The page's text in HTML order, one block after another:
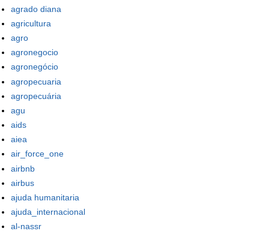
agrado diana
agricultura
agro
agronegocio
agronegócio
agropecuaria
agropecuária
agu
aids
aiea
air_force_one
airbnb
airbus
ajuda humanitaria
ajuda_internacional
al-nassr